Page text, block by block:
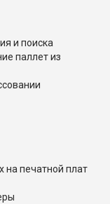
и поиска
паллет из
на печатной плат